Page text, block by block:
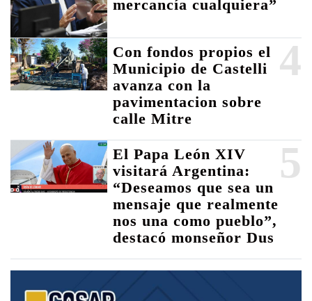
mercancía cualquiera”
4
Con fondos propios el
Municipio de Castelli
avanza con la
pavimentacion sobre
calle Mitre
5
El Papa León XIV
visitará Argentina:
“Deseamos que sea un
mensaje que realmente
nos una como pueblo”,
destacó monseñor Dus